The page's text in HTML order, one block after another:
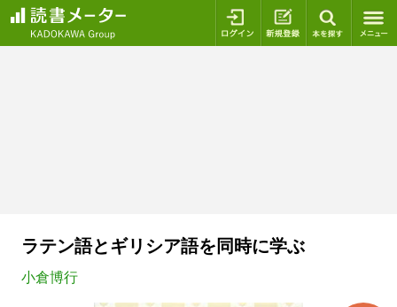
ログイン 新規登録
ラテン語とギリシア語を同時に学ぶ
小倉博行